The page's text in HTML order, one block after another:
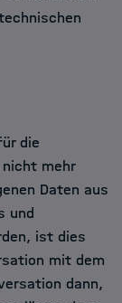
die
nicht mehr
Daten aus
und
ist dies
mit dem
dann,